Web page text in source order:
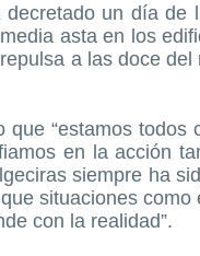
un día
asta en los
a las doce
que “estamos
en la acción
siempre ha
situaciones
con la realidad”.